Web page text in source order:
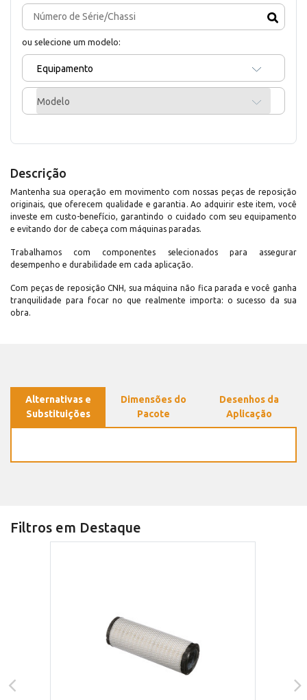
ou selecione um modelo:
Equipamento
Modelo
Descrição
Mantenha sua operação em movimento com nossas peças de reposição
originais, que oferecem qualidade e garantia. Ao adquirir este item, você
investe em custo-benefício, garantindo o cuidado com seu equipamento
e evitando dor de cabeça com máquinas paradas.
Trabalhamos com componentes selecionados para assegurar
desempenho e durabilidade em cada aplicação.
Com peças de reposição CNH, sua máquina não fica parada e você ganha
tranquilidade para focar no que realmente importa: o sucesso da sua
obra.
Alternativas e
Substituições
Dimensões do
Pacote
Desenhos da
Aplicação
Filtros em Destaque